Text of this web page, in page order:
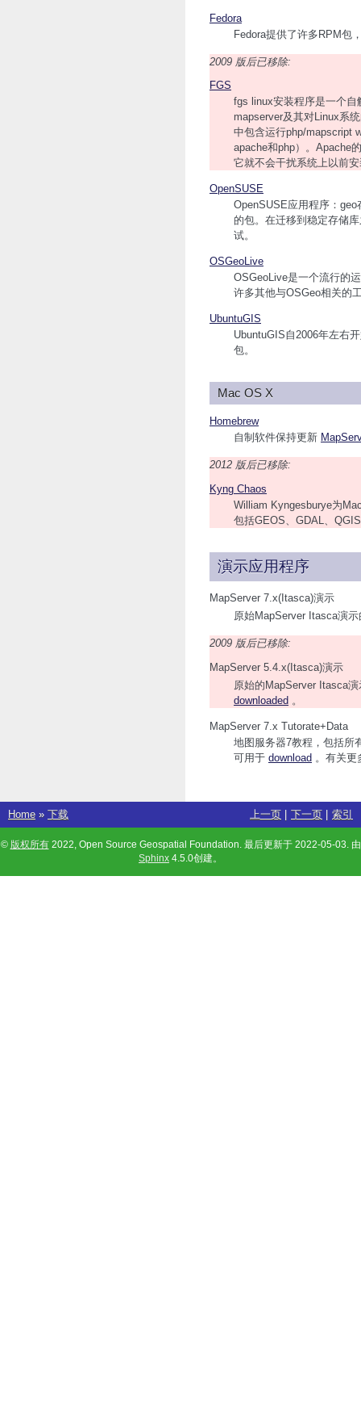
Fedora
Fedora提供了许多RPM包
2009 版后已移除:
FGS
fgs linux安装程序是一个
mapserver及其对Linux系
中包含运行php/mapscript
apache和php）。Apache
它就不会干扰系统上以前
OpenSUSE
OpenSUSE应用程序：
的包。在迁移到稳定存储
试。
OSGeoLive
OSGeoLive是一个流行的
许多其他与OSGeo相关的
UbuntuGIS
UbuntuGIS自2006年左右
包。
Mac OS X
Homebrew
自制软件保持更新
2012 版后已移除:
Kyng Chaos
William Kyngesburye为
包括GEOS、GDAL、
演示应用程序
MapServer 7.x(Itasca)演示
原始MapServer Itasca演
2009 版后已移除:
MapServer 5.4.x(Itasca)演示
原始的MapServer Itasca
downloaded 。
MapServer 7.x Tutorate+Data
地图服务器7教程，包括所
可用于 download 。有关
索引
下一页 |
上一页 |
Home » 下载
© 版权所有2022, Open Source Geospatial Foundation. 最后更新于 2022-05-03. 由
Sphinx 4.5.0创建。